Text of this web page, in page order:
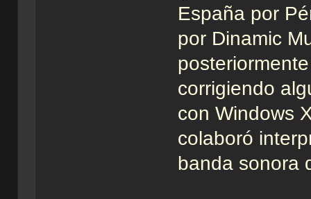
España por
por Dinamic
corrigiendo
con Windows
colaboró
banda sonora